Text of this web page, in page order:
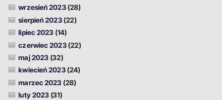
wrzesień 2023(28)
sierpień 2023(22)
lipiec 2023 (14)
czerwiec 2023(22)
maj 2023 (32)
kwiecień 2023(24)
marzec 2023 (28)
luty 2023 (31)